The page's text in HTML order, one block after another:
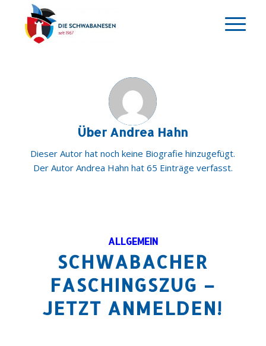
Über Andrea Hahn
Dieser Autor hat noch keine Biografie hinzugefügt.
Der Autor Andrea Hahn hat 65 Einträge verfasst.
ALLGEMEIN
SCHWABACHER
FASCHINGSZUG –
JETZT ANMELDEN!